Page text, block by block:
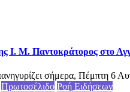
Ι. Μ. Παντοκράτορος στο
σήμερα, Πέμπτη 6
Πρωτοσέλιδο Ροή Ειδήσεων